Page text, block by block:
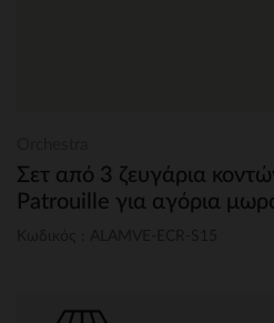
Σετ από 3 ζευγάρια
Patrouille για αγόρια